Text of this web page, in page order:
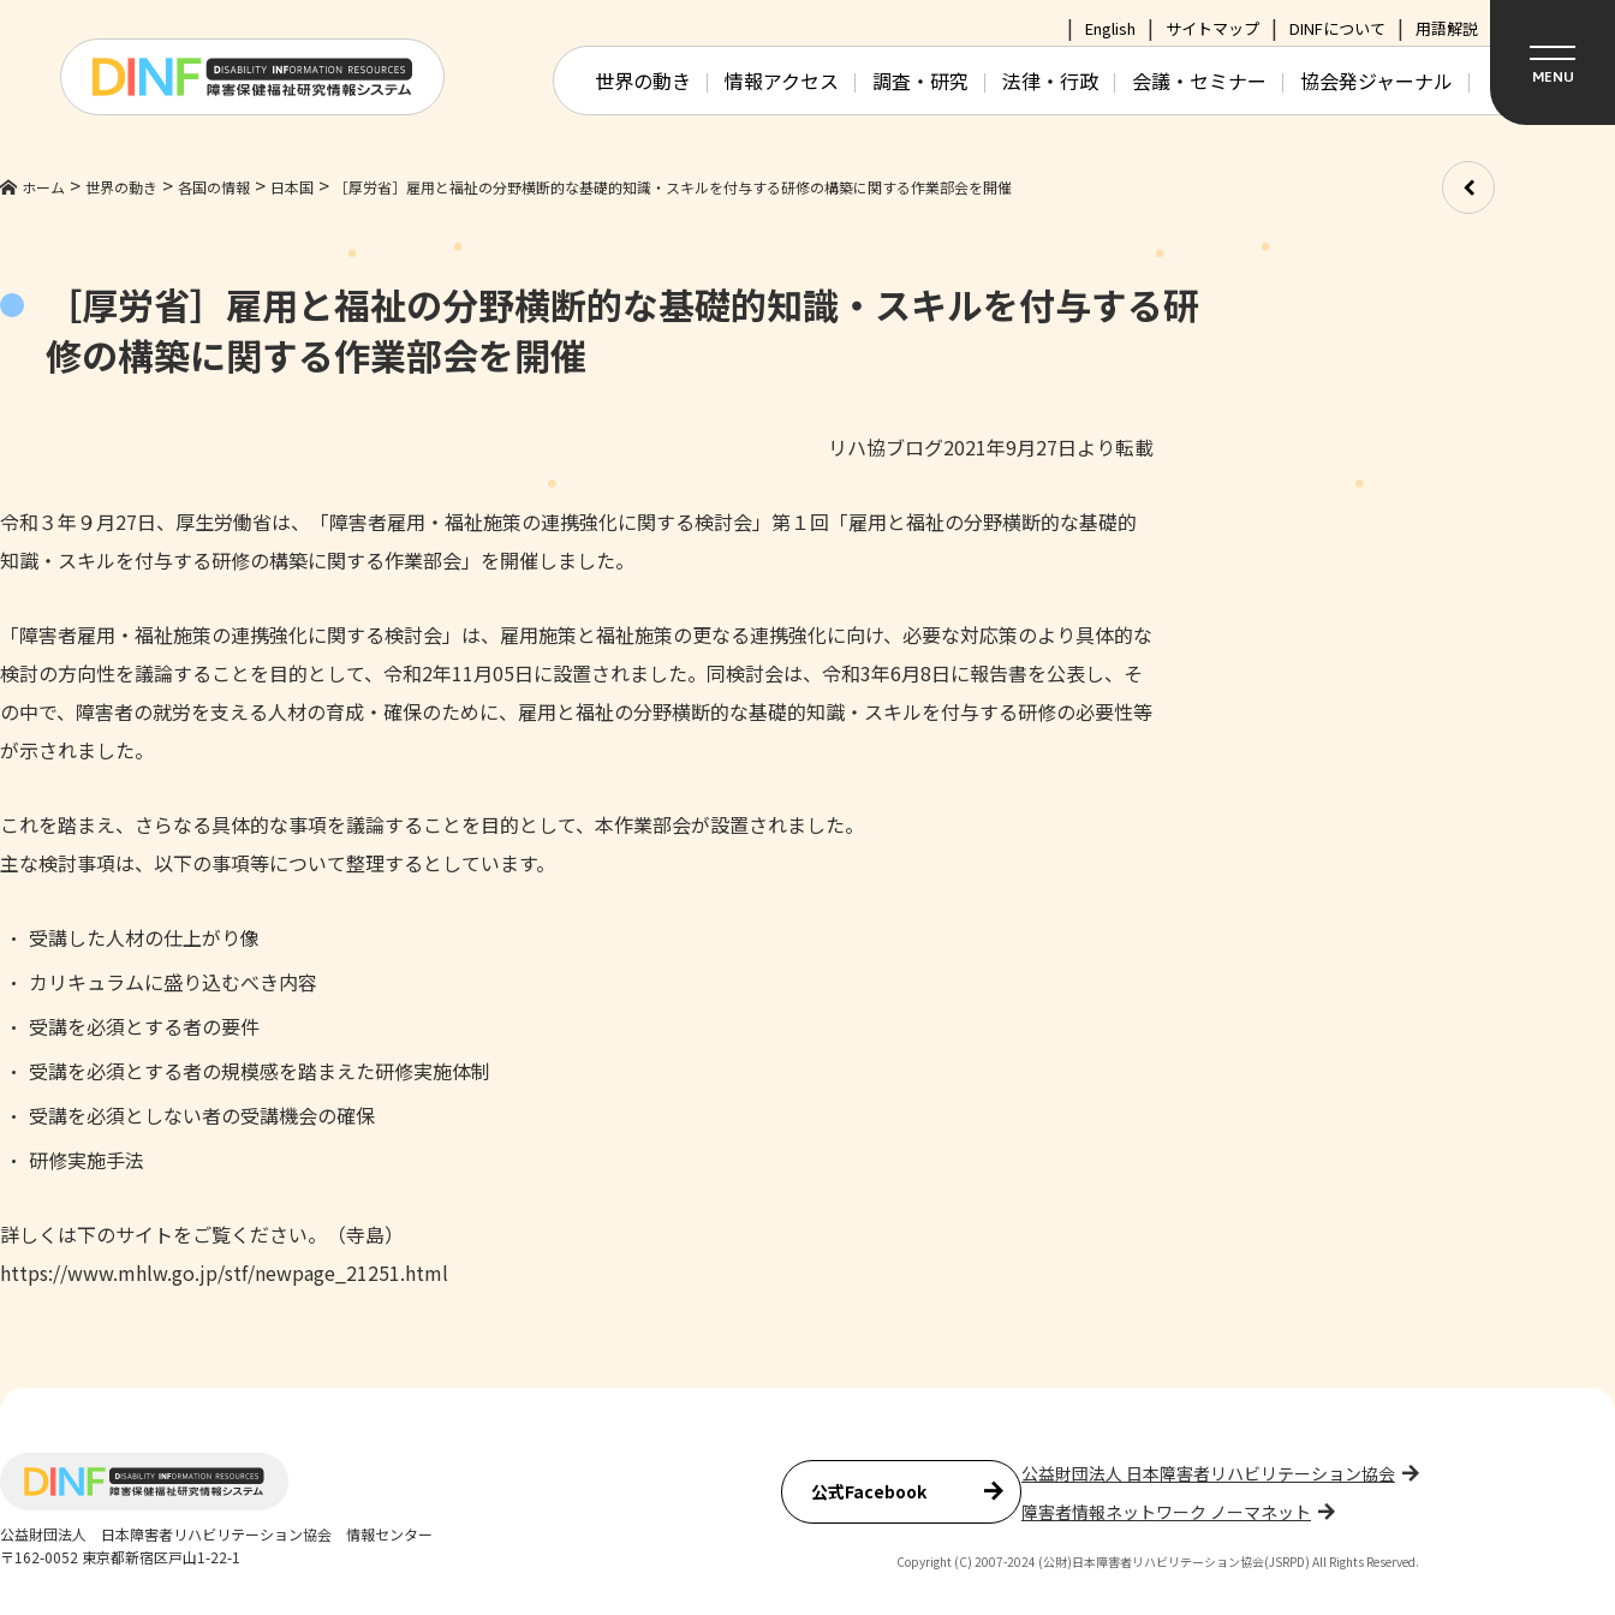
English サイトマップ DINFについて 用語解説
世界の動き 情報アクセス 調査・研究 法律・行政 会議・セミナー 協会発ジャーナル MENU
ホーム > 世界の動き > 各国の情報 > 日本国 > ［厚労省］雇用と福祉の分野横断的な基礎的知識・スキルを付与する研修の構築に関する作業部会を開催
［厚労省］雇用と福祉の分野横断的な基礎的知識・スキルを付与する研
修の構築に関する作業部会を開催
リハ協ブログ2021年9月27日より転載
令和３年９月27日、厚生労働省は、「障害者雇用・福祉施策の連携強化に関する検討会」第１回「雇用と福祉の分野横断的な基礎的
知識・スキルを付与する研修の構築に関する作業部会」を開催しました。
「障害者雇用・福祉施策の連携強化に関する検討会」は、雇用施策と福祉施策の更なる連携強化に向け、必要な対応策のより具体的な
検討の方向性を議論することを目的として、令和2年11月05日に設置されました。同検討会は、令和3年6月8日に報告書を公表し、そ
の中で、障害者の就労を支える人材の育成・確保のために、雇用と福祉の分野横断的な基礎的知識・スキルを付与する研修の必要性等
が示されました。
これを踏まえ、さらなる具体的な事項を議論することを目的として、本作業部会が設置されました。
主な検討事項は、以下の事項等について整理するとしています。
受講した人材の仕上がり像
カリキュラムに盛り込むべき内容
受講を必須とする者の要件
受講を必須とする者の規模感を踏まえた研修実施体制
受講を必須としない者の受講機会の確保
研修実施手法
詳しくは下のサイトをご覧ください。（寺島）
https://www.mhlw.go.jp/stf/newpage_21251.html
公益財団法人
日本障害者リハビリテーション協会 情報センター
〒162-0052 東京都新宿区戸山1-22-1
公式Facebook
公益財団法人 日本障害者リハビリテーション協会
障害者情報ネットワーク ノーマネット
Copyright (C) 2007-2024 (公財)日本障害者リハビリテーション協会(JSRPD) All Rights Reserved.